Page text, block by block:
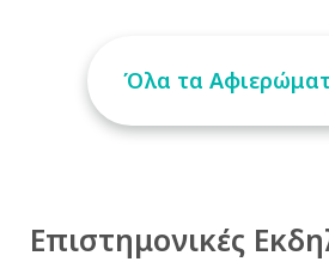
Όλα τα
Επιστημονικές